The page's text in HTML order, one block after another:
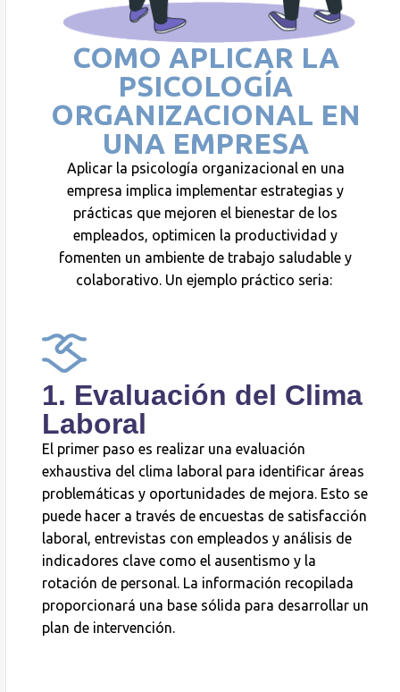
COMO APLICAR LA
PSICOLOGÍA
ORGANIZACIONAL EN
UNA EMPRESA
Aplicar la psicología organizacional en una
empresa implica implementar estrategias y
prácticas que mejoren el bienestar de los
empleados, optimicen la productividad y
fomenten un ambiente de trabajo saludable y
colaborativo. Un ejemplo práctico seria:
1. Evaluación del Clima
Laboral
El primer paso es realizar una evaluación
exhaustiva del clima laboral para identificar áreas
problemáticas y oportunidades de mejora. Esto se
puede hacer a través de encuestas de satisfacción
laboral, entrevistas con empleados y análisis de
indicadores clave como el ausentismo y la
rotación de personal. La información recopilada
proporcionará una base sólida para desarrollar un
plan de intervención.